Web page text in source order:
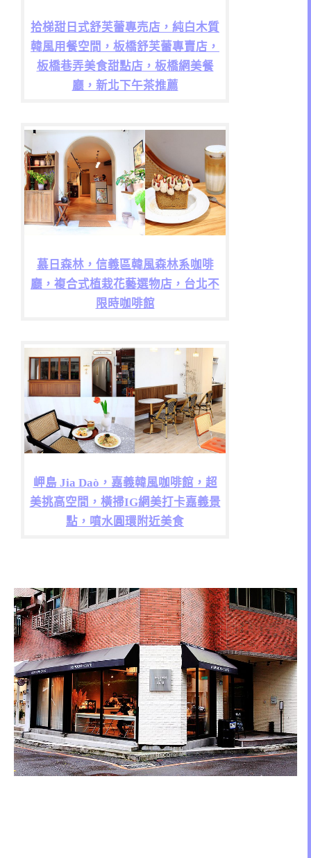
拾梯甜日式舒芙蕾專売店，純白木質
韓風用餐空間，板橋舒芙蕾專賣店，
板橋巷弄美食甜點店，板橋網美餐
廳，新北下午茶推薦
慕日森林，信義區韓風森林系咖啡
廳，複合式植栽花藝選物店，台北不
限時咖啡館
岬島 Jia Daò，嘉義韓風咖啡館，超
美挑高空間，橫掃IG網美打卡嘉義景
點，噴水圓環附近美食